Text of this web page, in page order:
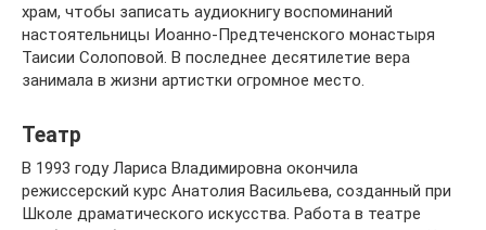
храм, чтобы записать аудиокнигу воспоминаний
настоятельницы Иоанно-Предтеченского монастыря
Таисии Солоповой. В последнее десятилетие вера
занимала в жизни артистки огромное место.
Театр
В 1993 году Лариса Владимировна окончила
режиссерский курс Анатолия Васильева, созданный при
Школе драматического искусства. Работа в театре